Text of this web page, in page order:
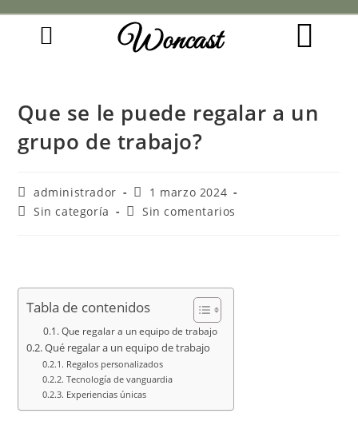
Woncast
Que se le puede regalar a un
grupo de trabajo?
administrador
1 marzo 2024
Sin categoría
Sin comentarios
Tabla de contenidos
Que regalar a un equipo de trabajo
Qué regalar a un equipo de trabajo
Regalos personalizados
Tecnología de vanguardia
Experiencias únicas